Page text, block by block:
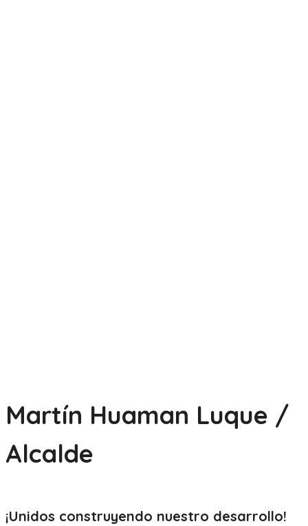
Martín Huaman Luque /
Alcalde
¡Unidos construyendo nuestro desarrollo!